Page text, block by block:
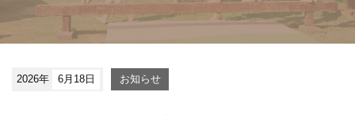
2026年 6月18日 お知らせ